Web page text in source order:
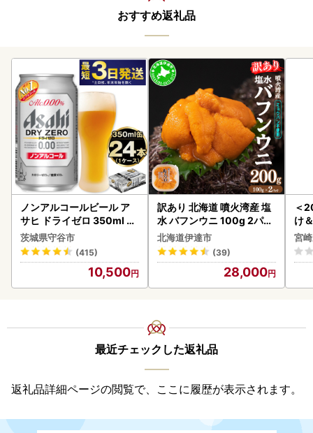
おすすめ返礼品
ノンアルコールビール ア
サヒ ドライゼロ 350ml 24
本 ノンアル ビール asashi
守谷市
茨城県守谷市
(415)
10,500
訳あり 北海道 噴火湾産 塩
水 バフンウニ 100g 2パッ
ク 計200g 《アフター保証
付き》うに ウニ 雲丹 海鮮
海の幸 魚介類 ウニ丼 お寿
司 濃厚 無添加 産地直送 お
取り寄せ 山村水産 送料無
北海道伊達市
(39)
28,000
＜
け
も
-
宮
最近チェックした返礼品
返礼品詳細ページの閲覧で、ここに履歴が表示されます。